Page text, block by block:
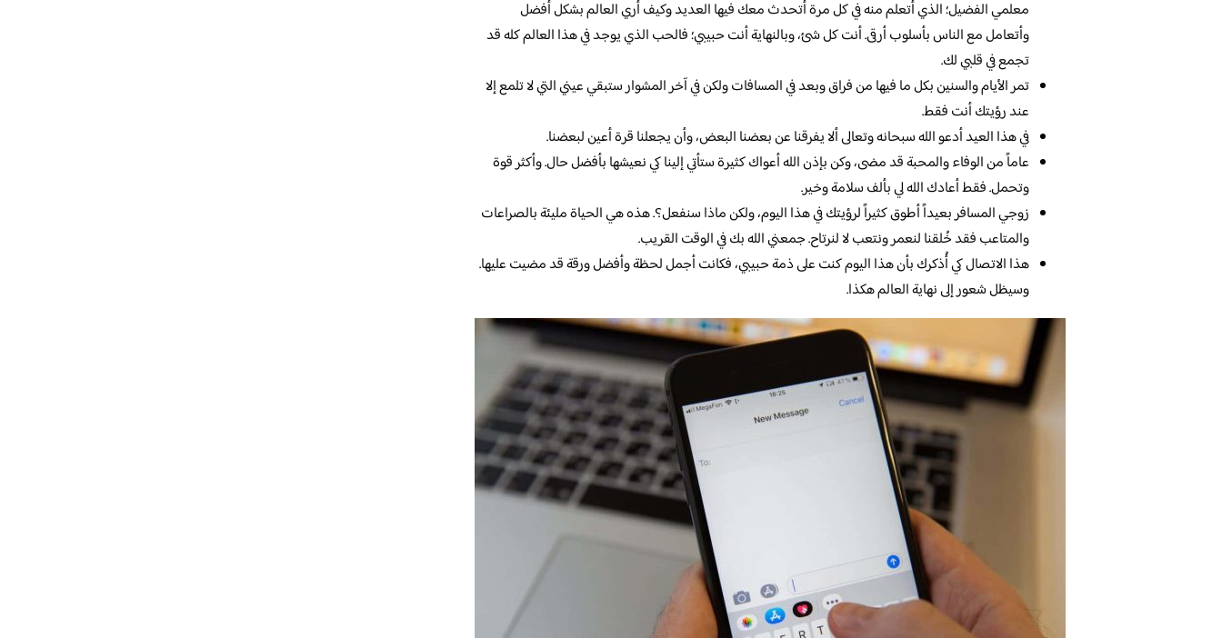
معلمي الفضيل؛ الذي أتعلم منه في كل مرة أتحدث معك فيها العديد وكيف أري العالم بشكل أفضل
وأتعامل مع الناس بأسلوب أرقى. أنت كل شئ، وبالنهاية أنت حبيبي؛ فالحب الذي يوجد في هذا العالم كله قد
تجمع في قلبي لك.
تمر الأيام والسنين بكل ما فيها من فراق وبعد في المسافات ولكن في آخر المشوار ستبقي عيني التي لا تلمع إلا
عند رؤيتك أنت فقط.
في هذا العيد أدعو الله سبحانه وتعالى ألا يفرقنا عن بعضنا البعض، وأن يجعلنا قرة أعين لبعضنا.
عاماً من الوفاء والمحبة قد مضى، وكن بإذن الله أعواك كثيرة ستأتي إلينا كي نعيشها بأفضل حال. وأكثر قوة
وتحمل. فقط أعادك الله لي بألف سلامة وخير.
زوجي المسافر بعيداً أطوق كثيراً لرؤيتك في هذا اليوم، ولكن ماذا سنفعل؟. هذه هي الحياة مليئة بالصراعات
والمتاعب فقد خُلقنا لنعمر ونتعب لا لنرتاح. جمعني الله بك في الوقت القريب.
هذا الاتصال كي أُذكرك بأن هذا اليوم كنت على ذمة حبيبي، فكانت أجمل لحظة وأفضل ورقة قد مضيت عليها.
وسيظل شعور إلى نهاية العالم هكذا.